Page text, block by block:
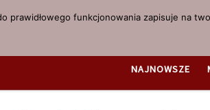
NAJNOWSZE
prawidłowego funkcjonowania zapisuje na